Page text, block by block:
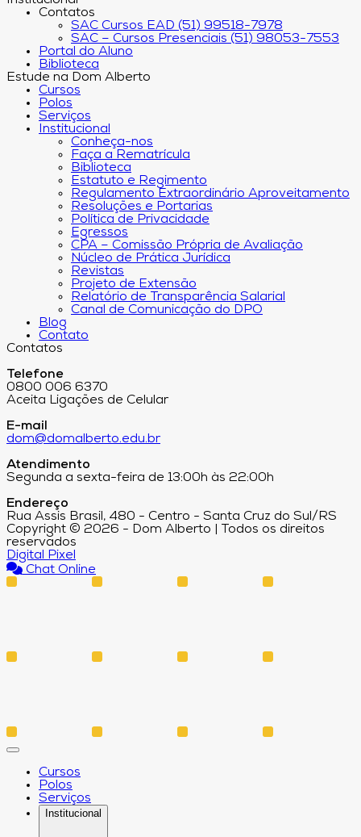
Contatos
SAC Cursos EAD (51) 99518-7978
SAC – Cursos Presenciais (51) 98053-7553
Portal do Aluno
Biblioteca
Estude na Dom Alberto
Cursos
Polos
Serviços
Institucional
Conheça-nos
Faça a Rematrícula
Biblioteca
Estatuto e Regimento
Regulamento Extraordinário Aproveitamento
Resoluções e Portarias
Política de Privacidade
Egressos
CPA – Comissão Própria de Avaliação
Núcleo de Prática Jurídica
Revistas
Projeto de Extensão
Relatório de Transparência Salarial
Canal de Comunicação do DPO
Blog
Contato
Contatos
Telefone
0800 006 6370
Aceita Ligações de Celular
E-mail
dom@domalberto.edu.br
Atendimento
Segunda a sexta-feira de 13:00h às 22:00h
Endereço
Rua Assis Brasil, 480 - Centro - Santa Cruz do Sul/RS
Copyright © 2026 - Dom Alberto | Todos os direitos
reservados
Digital Pixel
Chat Online
Cursos
Polos
Serviços
Institucional